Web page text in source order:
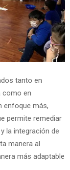
tanto en
como en
enfoque más,
permite remediar
la integración de
manera al
más adaptable